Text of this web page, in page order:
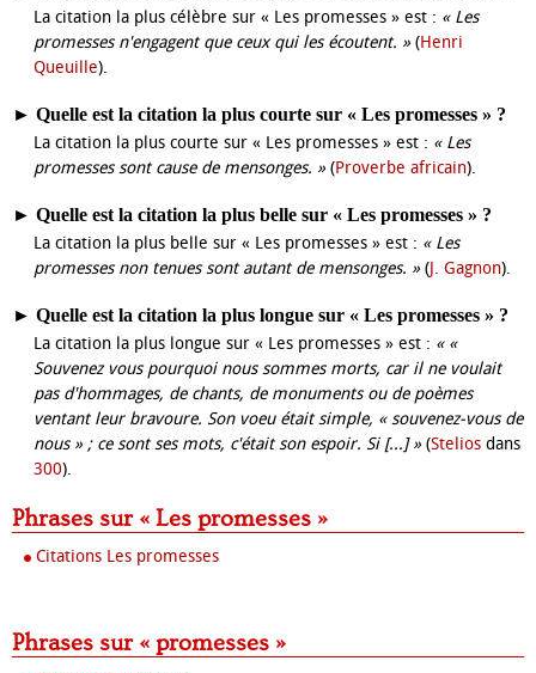
La citation la plus célèbre sur « Les promesses » est : « Les
promesses n'engagent que ceux qui les écoutent. »(Henri
Queuille).
► Quelle est la citation la plus courte sur « Les promesses » ?
La citation la plus courte sur « Les promesses » est : « Les
promesses sont cause de mensonges. »(Proverbe africain).
► Quelle est la citation la plus belle sur « Les promesses » ?
La citation la plus belle sur « Les promesses » est : « Les
promesses non tenues sont autant de mensonges. »(J. Gagnon).
► Quelle est la citation la plus longue sur « Les promesses » ?
La citation la plus longue sur « Les promesses » est : « «
Souvenez vous pourquoi nous sommes morts, car il ne voulait
pas d'hommages, de chants, de monuments ou de poèmes
ventant leur bravoure. Son voeu était simple, « souvenez-vous de
nous » ; ce sont ses mots, c'était son espoir. Si [...] »(Stelios dans
300).
Phrases sur « Les promesses »
Citations Les promesses
Phrases sur « promesses »